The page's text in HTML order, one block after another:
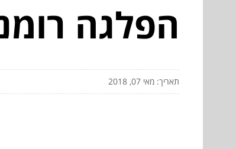
הפלגה
תאריך: מאי 07, 2018